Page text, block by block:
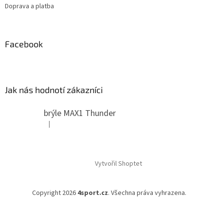
Doprava a platba
Facebook
Jak nás hodnotí zákazníci
brýle MAX1 Thunder
Hodnocení produktu je 5 z 5 hvězdiček.
|
Vytvořil Shoptet
Copyright 2026 4sport.cz. Všechna práva vyhrazena.